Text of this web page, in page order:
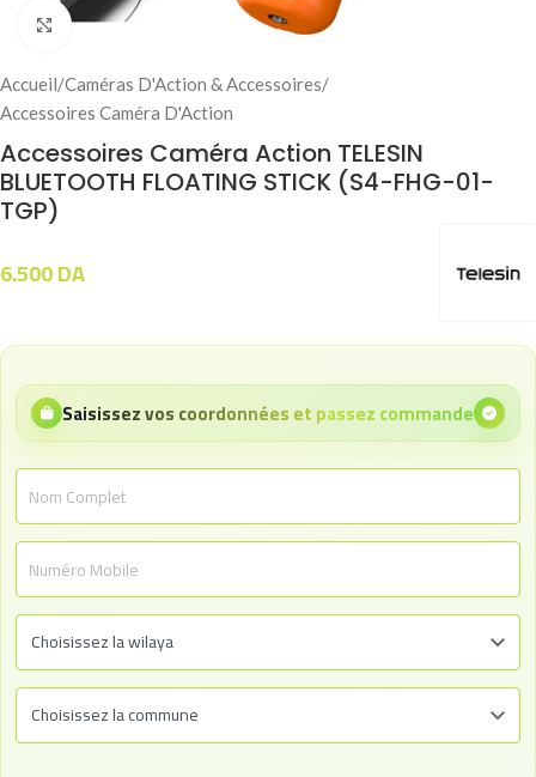
Click to enlarge
Accueil/Caméras D'Action & Accessoires/
Accessoires Caméra D'Action
Accessoires Caméra Action TELESIN
BLUETOOTH FLOATING STICK (S4-FHG-01-
TGP)
6.500DA
Saisissez vos coordonnées et passez commande